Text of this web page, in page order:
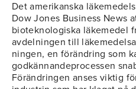
Det amerikanska
Dow Jones Business News
bioteknologiska läkemedel
avdelningen till
ningen, en förändring som
godkännandeprocessen
Förändringen anses viktig